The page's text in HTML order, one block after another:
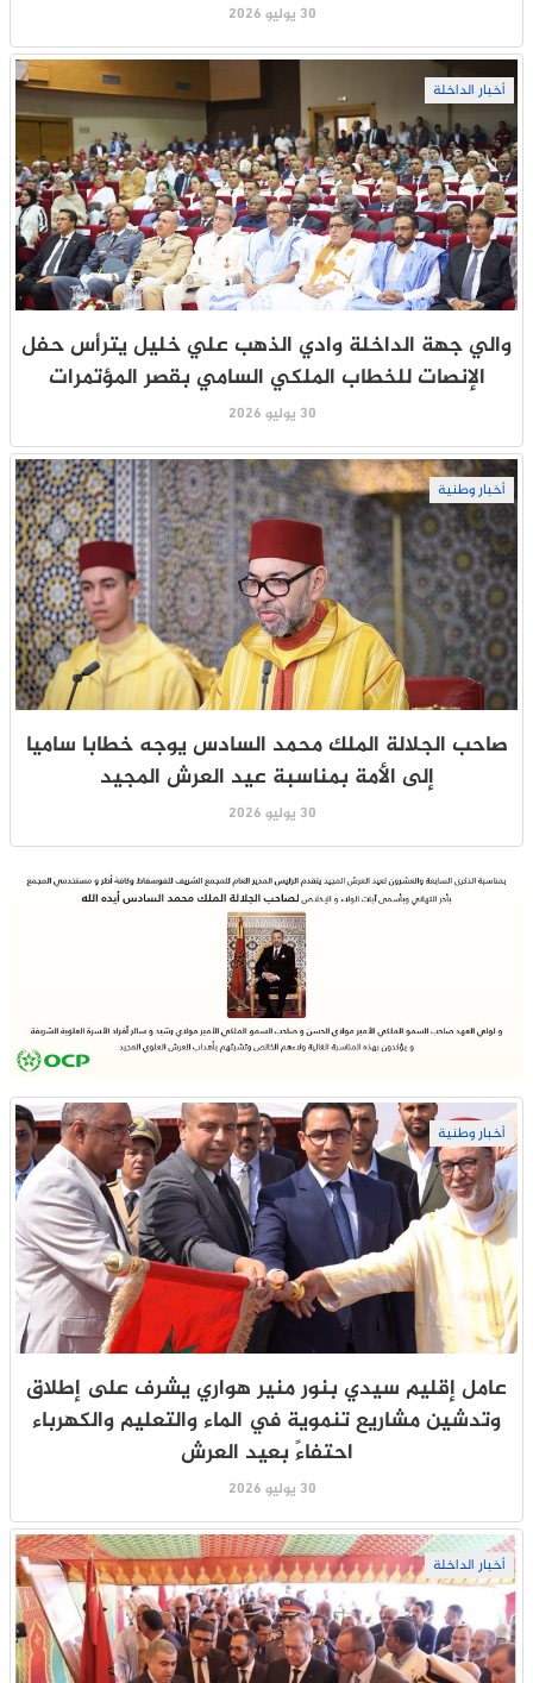
30 يوليو 2026
أخبار الداخلة
والي جهة الداخلة وادي الذهب علي خليل يترأس حفل
الإنصات للخطاب الملكي السامي بقصر المؤتمرات
30 يوليو 2026
أخبار وطنية
صاحب الجلالة الملك محمد السادس يوجه خطابا ساميا
إلى الأمة بمناسبة عيد العرش المجيد
30 يوليو 2026
أخبار وطنية
عامل إقليم سيدي بنور منير هواري يشرف على إطلاق
وتدشين مشاريع تنموية في الماء والتعليم والكهرباء
احتفاءً بعيد العرش
30 يوليو 2026
أخبار الداخلة